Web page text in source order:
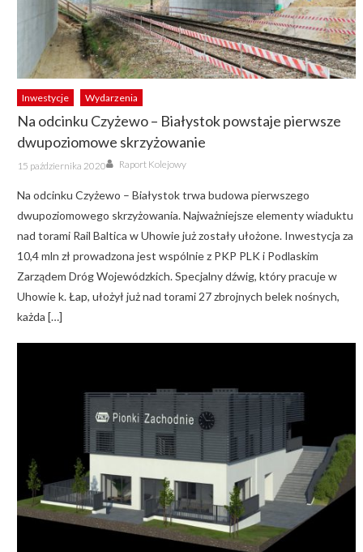
Inwestycje Wydarzenia
Na odcinku Czyżewo – Białystok powstaje pierwsze
dwupoziomowe skrzyżowanie
Posted
on
15 października 2020 Author
Raport Kolejowy
Na odcinku Czyżewo – Białystok trwa budowa pierwszego
dwupoziomowego skrzyżowania. Najważniejsze elementy wiaduktu
nad torami Rail Baltica w Uhowie już zostały ułożone. Inwestycja za
10,4 mln zł prowadzona jest wspólnie z PKP PLK i Podlaskim
Zarządem Dróg Wojewódzkich. Specjalny dźwig, który pracuje w
Uhowie k. Łap, ułożył już nad torami 27 zbrojnych belek nośnych,
każda […]